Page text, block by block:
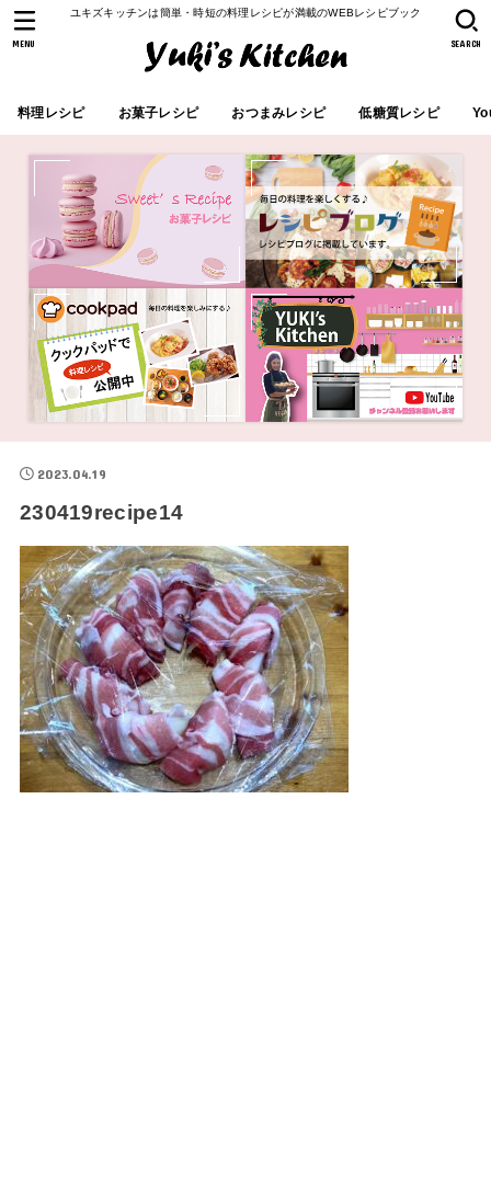
ユキズキッチンは簡単・時短の料理レシピが満載のWEBレシピブック
料理レシピ お菓子レシピ おつまみレシピ 低糖質レシピ
SEARCH
MENU
2023.04.19
230419recipe14